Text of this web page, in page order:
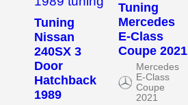
Tuning
Nissan
240SX 3
Door
Hatchback
1989
Tuning
Mercedes
E-Class
Coupe 2021
Mercedes
E-Class
Coupe
2021